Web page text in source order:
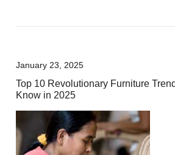
January 23, 2025
Top 10 Revolutionary Furniture
Know in 2025